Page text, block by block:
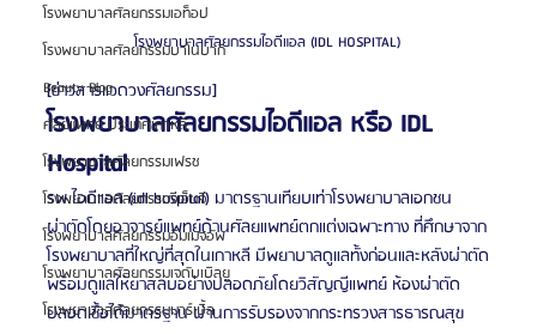
โรงพยาบาลศัลยกรรมเอท็อป
โรงพยาบาลศัลยกรรมบาโนบากิ
Beauty Blog
ศัลยแพทย์ ประเทศเกาหลี
โรงพยาบาลศัลยกรรมเฟรช
โรงพยาบาลศัลยกรรมจีเอ็นจี
โรงพยาบาลศัลยกรรมอิมเมจอัพ
โรงพยาบาลศัลยกรรมเจดับเบิลยู
โรงพยาบาลศัลยกรรมมาร์เบิ้ล
โรงพยาบาลศัลยกรรมไอดีแอล (IDL HOSPITAL)
[ข่าวสารแวดวงศัลยกรรม]
โรงพยาบาลศัลยกรรมไอดีแอล หรือ IDL
Hospital
รพ.ไอดีแอล (idl hospital) มาตรฐานเทียบเท่าโรงพยาบาลเอกชน
ผ่าตัดโดยอาจารย์แพทย์ด้านศัลยแพทย์ตกแต่งเฉพาะทาง ที่ศึกษาจาก
โรงพยาบาลที่ใหญ่ที่สุดในเกาหลี มีพยาบาลดูแลทั้งก่อนและหลังผ่าตัด
พร้อมดูแลให้ยาสลบอย่างปลอดภัยโดยวิสัญญีแพทย์ ห้องผ่าตัด
ปลอดเชื้อได้มาตรฐาน ผ่านการรับรองจากกระทรวงสารธารณสุข